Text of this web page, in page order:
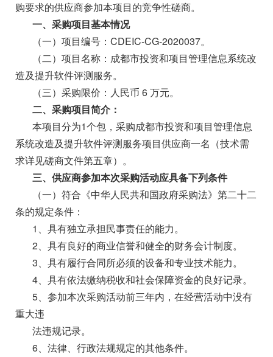
购要求的供应商参加本项目的竞争性磋商。
一、采购项目基本情况
（一）项目编号：CDEIC-CG-2020037。
（二）项目名称：成都市投资和项目管理信息系统改
造及提升软件评测服务。
（三）采购限价：人民币 6 万元。
二、采购项目简介：
本项目分为1个包，采购成都市投资和项目管理信息
系统改造及提升软件评测服务项目供应商一名（技术需
求详见磋商文件第五章）。
三、供应商参加本次采购活动应具备下列条件
（一）符合《中华人民共和国政府采购法》第二十二
条的规定条件：
1、具有独立承担民事责任的能力。
2、具有良好的商业信誉和健全的财务会计制度。
3、具有履行合同所必须的设备和专业技术能力。
4、具有依法缴纳税收和社会保障资金的良好记录。
5、参加本次采购活动前三年内，在经营活动中没有
重大违
法违规记录。
6、法律、行政法规规定的其他条件。